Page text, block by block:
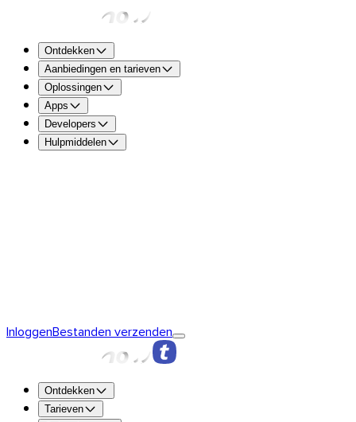
Ontdekken
Aanbiedingen en tarieven
Oplossingen
Apps
Developers
Hulpmiddelen
Probeer Premium
InloggenBestanden verzenden
Ontdekken
Tarieven